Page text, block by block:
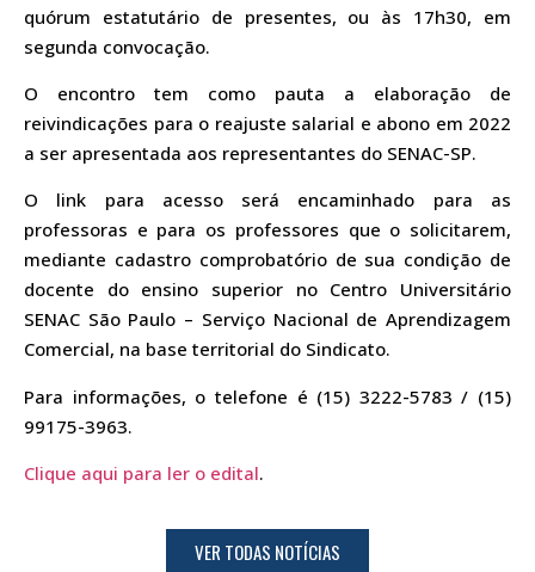
quórum estatutário de presentes, ou às 17h30, em
segunda convocação.
O encontro tem como pauta a elaboração de
reivindicações para o reajuste salarial e abono em 2022
a ser apresentada aos representantes do SENAC-SP.
O link para acesso será encaminhado para as
professoras e para os professores que o solicitarem,
mediante cadastro comprobatório de sua condição de
docente do ensino superior no Centro Universitário
SENAC São Paulo – Serviço Nacional de Aprendizagem
Comercial, na base territorial do Sindicato.
Para informações, o telefone é (15) 3222-5783 / (15)
99175-3963.
Clique aqui para ler o edital.
VER TODAS NOTÍCIAS